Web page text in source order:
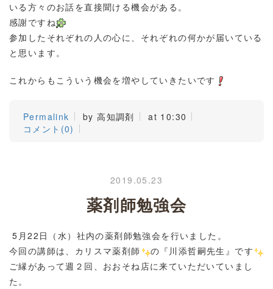
いる方々のお話を直接聞ける機会がある。
感謝ですね
参加したそれぞれの人の心に、それぞれの何かが届いている
と思います。
これからもこういう機会を増やしていきたいです
Permalink by 高知調剤
at 10:30
コメント(0)
2019.05.23
薬剤師勉強会
5月22日（水）社内の薬剤師勉強会を行いました。
今回の講師は、カリスマ薬剤師
の『川添哲嗣先生』です
ご縁があって週２回、おおそね店に来ていただいていまし
た。